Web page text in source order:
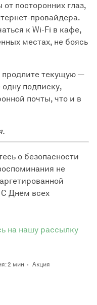
посторонних глаз,
провайдера.
к Wi-Fi в кафе,
местах, не боясь
текущую —
подписку,
почты, что и в
о безопасности
не
Днём всех
на нашу рассылку
2 мин Акция